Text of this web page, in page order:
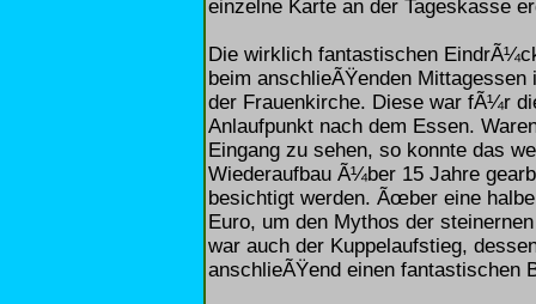
einzelne Karte an der Tageskasse
Die wirklich fantastischen
beim anschlieÃŸenden
der Frauenkirche. Diese war fÃ¼r
Anlaufpunkt nach dem Essen.
Eingang zu sehen, so konnte das
Wiederaufbau Ã¼ber 15 Jahre
besichtigt werden. Ãœber eine
Euro, um den Mythos der
war auch der Kuppelaufstieg,
anschlieÃŸend einen fantastischen